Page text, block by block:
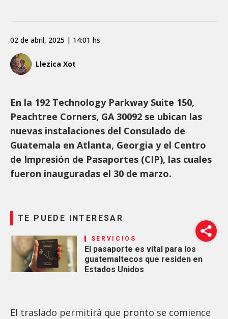
Llezica Xot
02 de abril, 2025 | 14:01 hs
En la 192 Technology Parkway Suite 150,
Peachtree Corners, GA 30092 se ubican las
nuevas instalaciones del Consulado de
Guatemala en Atlanta, Georgia y el Centro
de Impresión de Pasaportes (CIP), las cuales
fueron inauguradas el 30 de marzo.
TE PUEDE INTERESAR
SERVICIOS
El pasaporte es vital para los
guatemaltecos que residen en
Estados Unidos
El traslado permitirá que pronto se comience